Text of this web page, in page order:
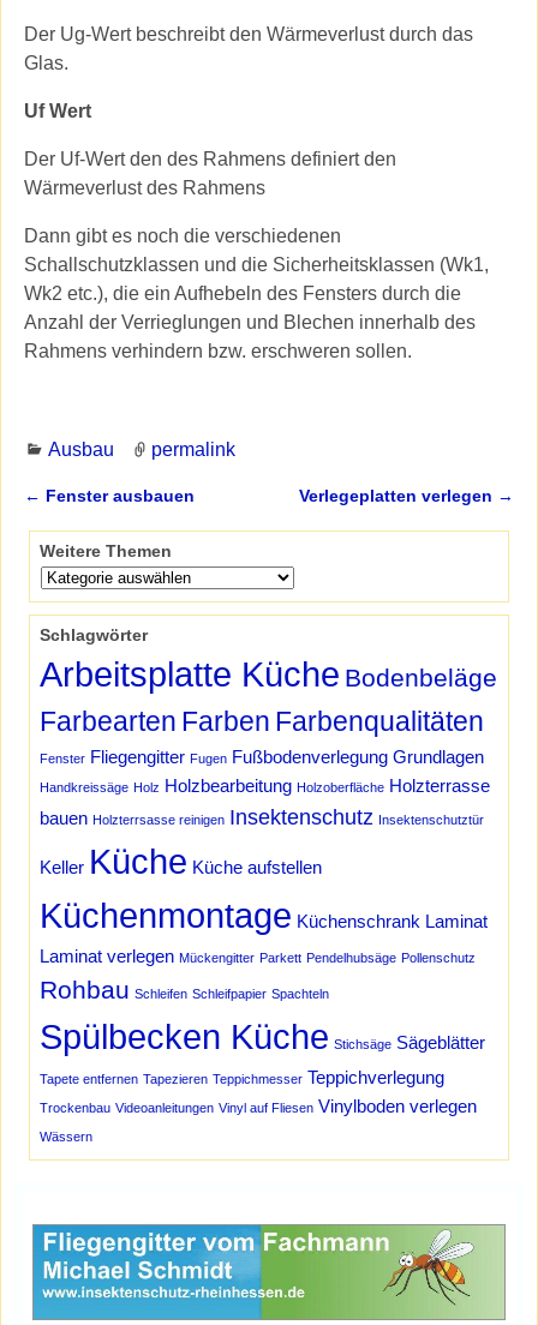
Der Ug-Wert beschreibt den Wärmeverlust durch das
Glas.
Uf Wert
Der Uf-Wert den des Rahmens definiert den
Wärmeverlust des Rahmens
Dann gibt es noch die verschiedenen
Schallschutzklassen und die Sicherheitsklassen (Wk1,
Wk2 etc.), die ein Aufhebeln des Fensters durch die
Anzahl der Verrieglungen und Blechen innerhalb des
Rahmens verhindern bzw. erschweren sollen.
Ausbau permalink
← Fenster ausbauen Verlegeplatten verlegen →
Weitere Themen
Schlagwörter
Arbeitsplatte Küche Bodenbeläge
Farbearten Farben Farbenqualitäten
Fenster Fliegengitter Fugen Fußbodenverlegung Grundlagen
Handkreissäge Holz Holzbearbeitung Holzoberfläche Holzterrasse
bauen Holzterrsasse reinigen Insektenschutz Insektenschutztür
Keller Küche Küche aufstellen
Küchenmontage Küchenschrank Laminat
Laminat verlegen Mückengitter Parkett Pendelhubsäge Pollenschutz
Rohbau Schleifen Schleifpapier Spachteln
Spülbecken Küche Stichsäge Sägeblätter
Tapete entfernen Tapezieren Teppichmesser Teppichverlegung
Trockenbau Videoanleitungen Vinyl auf Fliesen Vinylboden verlegen
Wässern